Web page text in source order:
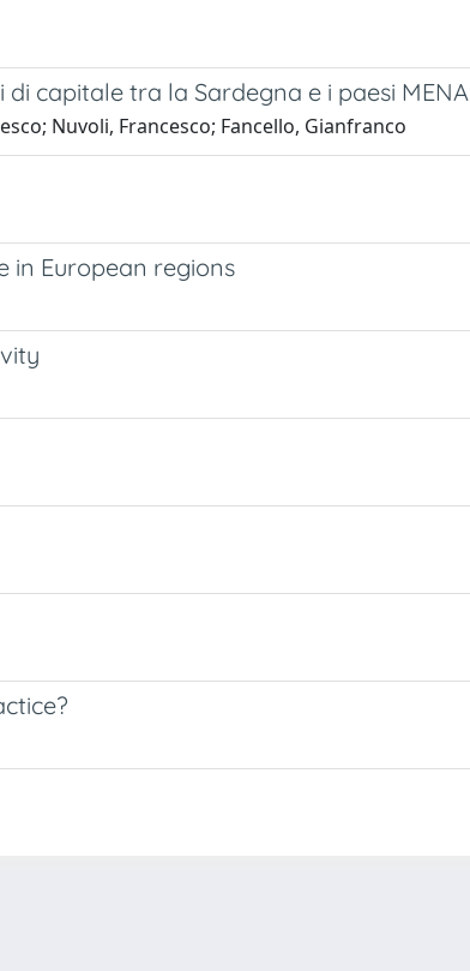
capitale tra la Sardegna e i paesi MENA
Nuvoli, Francesco; Fancello, Gianfranco
in European regions